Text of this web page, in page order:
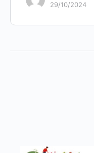
29/10/2024